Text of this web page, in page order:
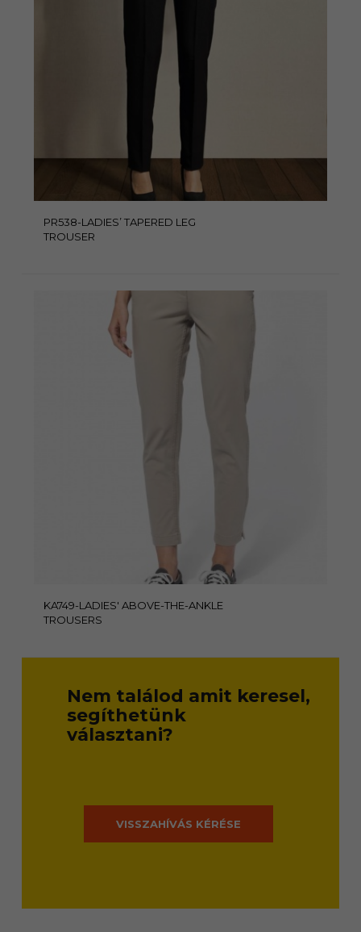
PR538-LADIES’ TAPERED LEG
TROUSER
KA749-LADIES' ABOVE-THE-ANKLE
TROUSERS
Nem találod amit keresel,
segíthetünk
választani?
VISSZAHÍVÁS KÉRÉSE